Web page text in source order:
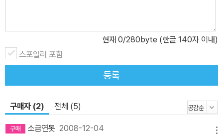
현재 0/280byte (한글 140자 이내)
스포일러 포함
등록
구매자 (2) 전체 (5)
소금연못 2008-12-04